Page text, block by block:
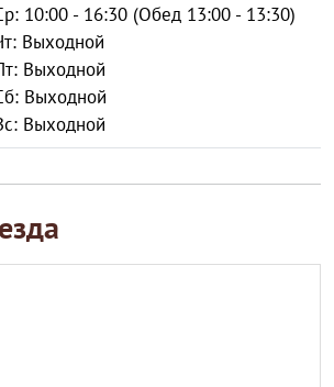
10:00 - 16:30 (Обед 13:00 - 13:30)
Выходной
Выходной
Выходной
Выходной